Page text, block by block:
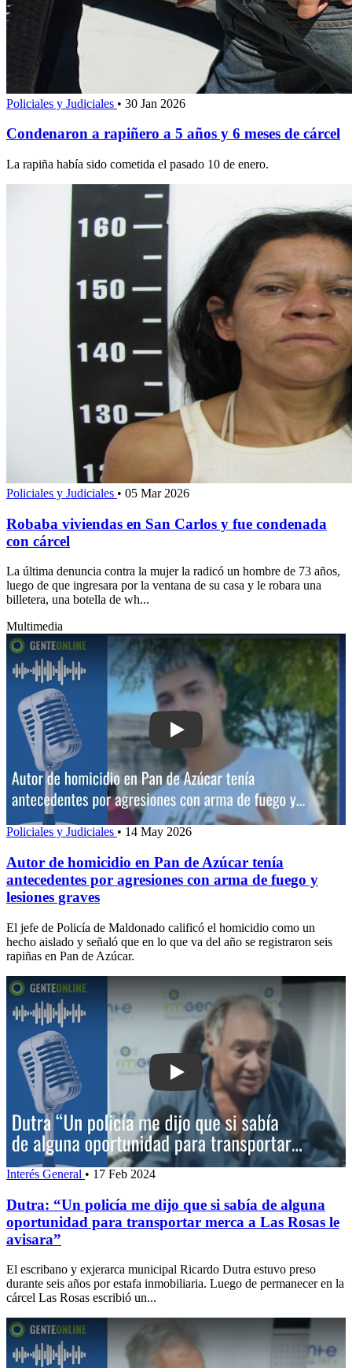
Policiales y Judiciales • 30 Jan 2026
Condenaron a rapiñero a 5 años y 6 meses de cárcel
La rapiña había sido cometida el pasado 10 de enero.
Policiales y Judiciales • 05 Mar 2026
Robaba viviendas en San Carlos y fue condenada
con cárcel
La última denuncia contra la mujer la radicó un hombre de 73 años,
luego de que ingresara por la ventana de su casa y le robara una
billetera, una botella de wh...
Multimedia
Play: Autor de homicidio en Pan de
Policiales y Judiciales • 14 May 2026
Autor de homicidio en Pan de Azúcar tenía
antecedentes por agresiones con arma de fuego y
lesiones graves
El jefe de Policía de Maldonado calificó el homicidio como un
hecho aislado y señaló que en lo que va del año se registraron seis
rapiñas en Pan de Azúcar.
Play: Dutra: “Un policía me dijo que
Interés General • 17 Feb 2024
Dutra: “Un policía me dijo que si sabía de alguna
oportunidad para transportar merca a Las Rosas le
avisara”
El escribano y exjerarca municipal Ricardo Dutra estuvo preso
durante seis años por estafa inmobiliaria. Luego de permanecer en la
cárcel Las Rosas escribió un...